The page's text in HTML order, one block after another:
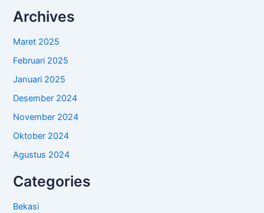
Archives
Maret 2025
Februari 2025
Januari 2025
Desember 2024
November 2024
Oktober 2024
Agustus 2024
Categories
Bekasi